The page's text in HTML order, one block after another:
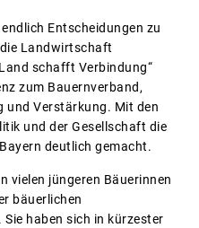
Entscheidungen zu
Landwirtschaft
schafft Verbindung“
zum Bauernverband,
und Verstärkung. Mit den
und der Gesellschaft die
deutlich gemacht.
vielen jüngeren Bäuerinnen
bäuerlichen
haben sich in kürzester